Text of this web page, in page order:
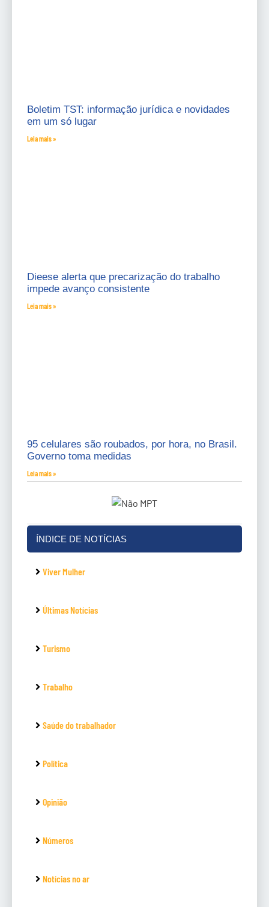
Boletim TST: informação jurídica e novidades
em um só lugar
Leia mais »
Dieese alerta que precarização do trabalho
impede avanço consistente
Leia mais »
95 celulares são roubados, por hora, no Brasil.
Governo toma medidas
Leia mais »
ÍNDICE DE NOTÍCIAS
Viver Mulher
Últimas Notícias
Turismo
Trabalho
Saúde do trabalhador
Política
Opinião
Números
Notícias no ar